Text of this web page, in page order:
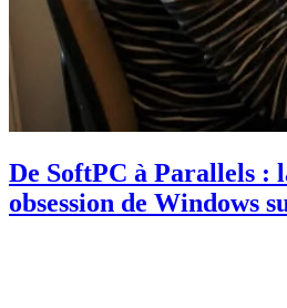
De SoftPC à Parallels :
obsession de Windows